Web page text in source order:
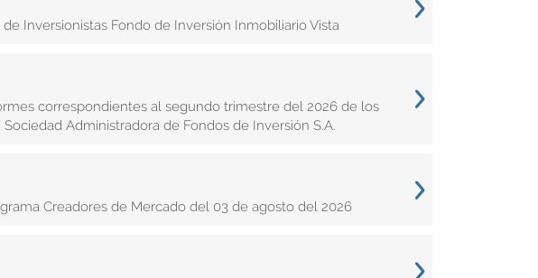
Inversionistas Fondo de Inversión Inmobiliario Vista
correspondientes al segundo trimestre del 2026 de los
Administradora de Fondos de Inversión S.A.
Creadores de Mercado del 03 de agosto del 2026